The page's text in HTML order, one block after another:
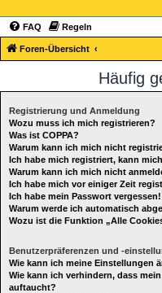
FAQ Regeln
Foren-Übersicht
Häufig
Registrierung und Anmeldung
Wozu muss ich mich registrieren?
Was ist COPPA?
Warum kann ich mich nicht
Ich habe mich registriert, kann
Warum kann ich mich nicht
Ich habe mich vor einiger Zeit
Ich habe mein Passwort vergessen!
Warum werde ich automatisch
Wozu ist die Funktion „Alle
Benutzerpräferenzen und -
Wie kann ich meine Einstellungen
Wie kann ich verhindern, dass
auftaucht?